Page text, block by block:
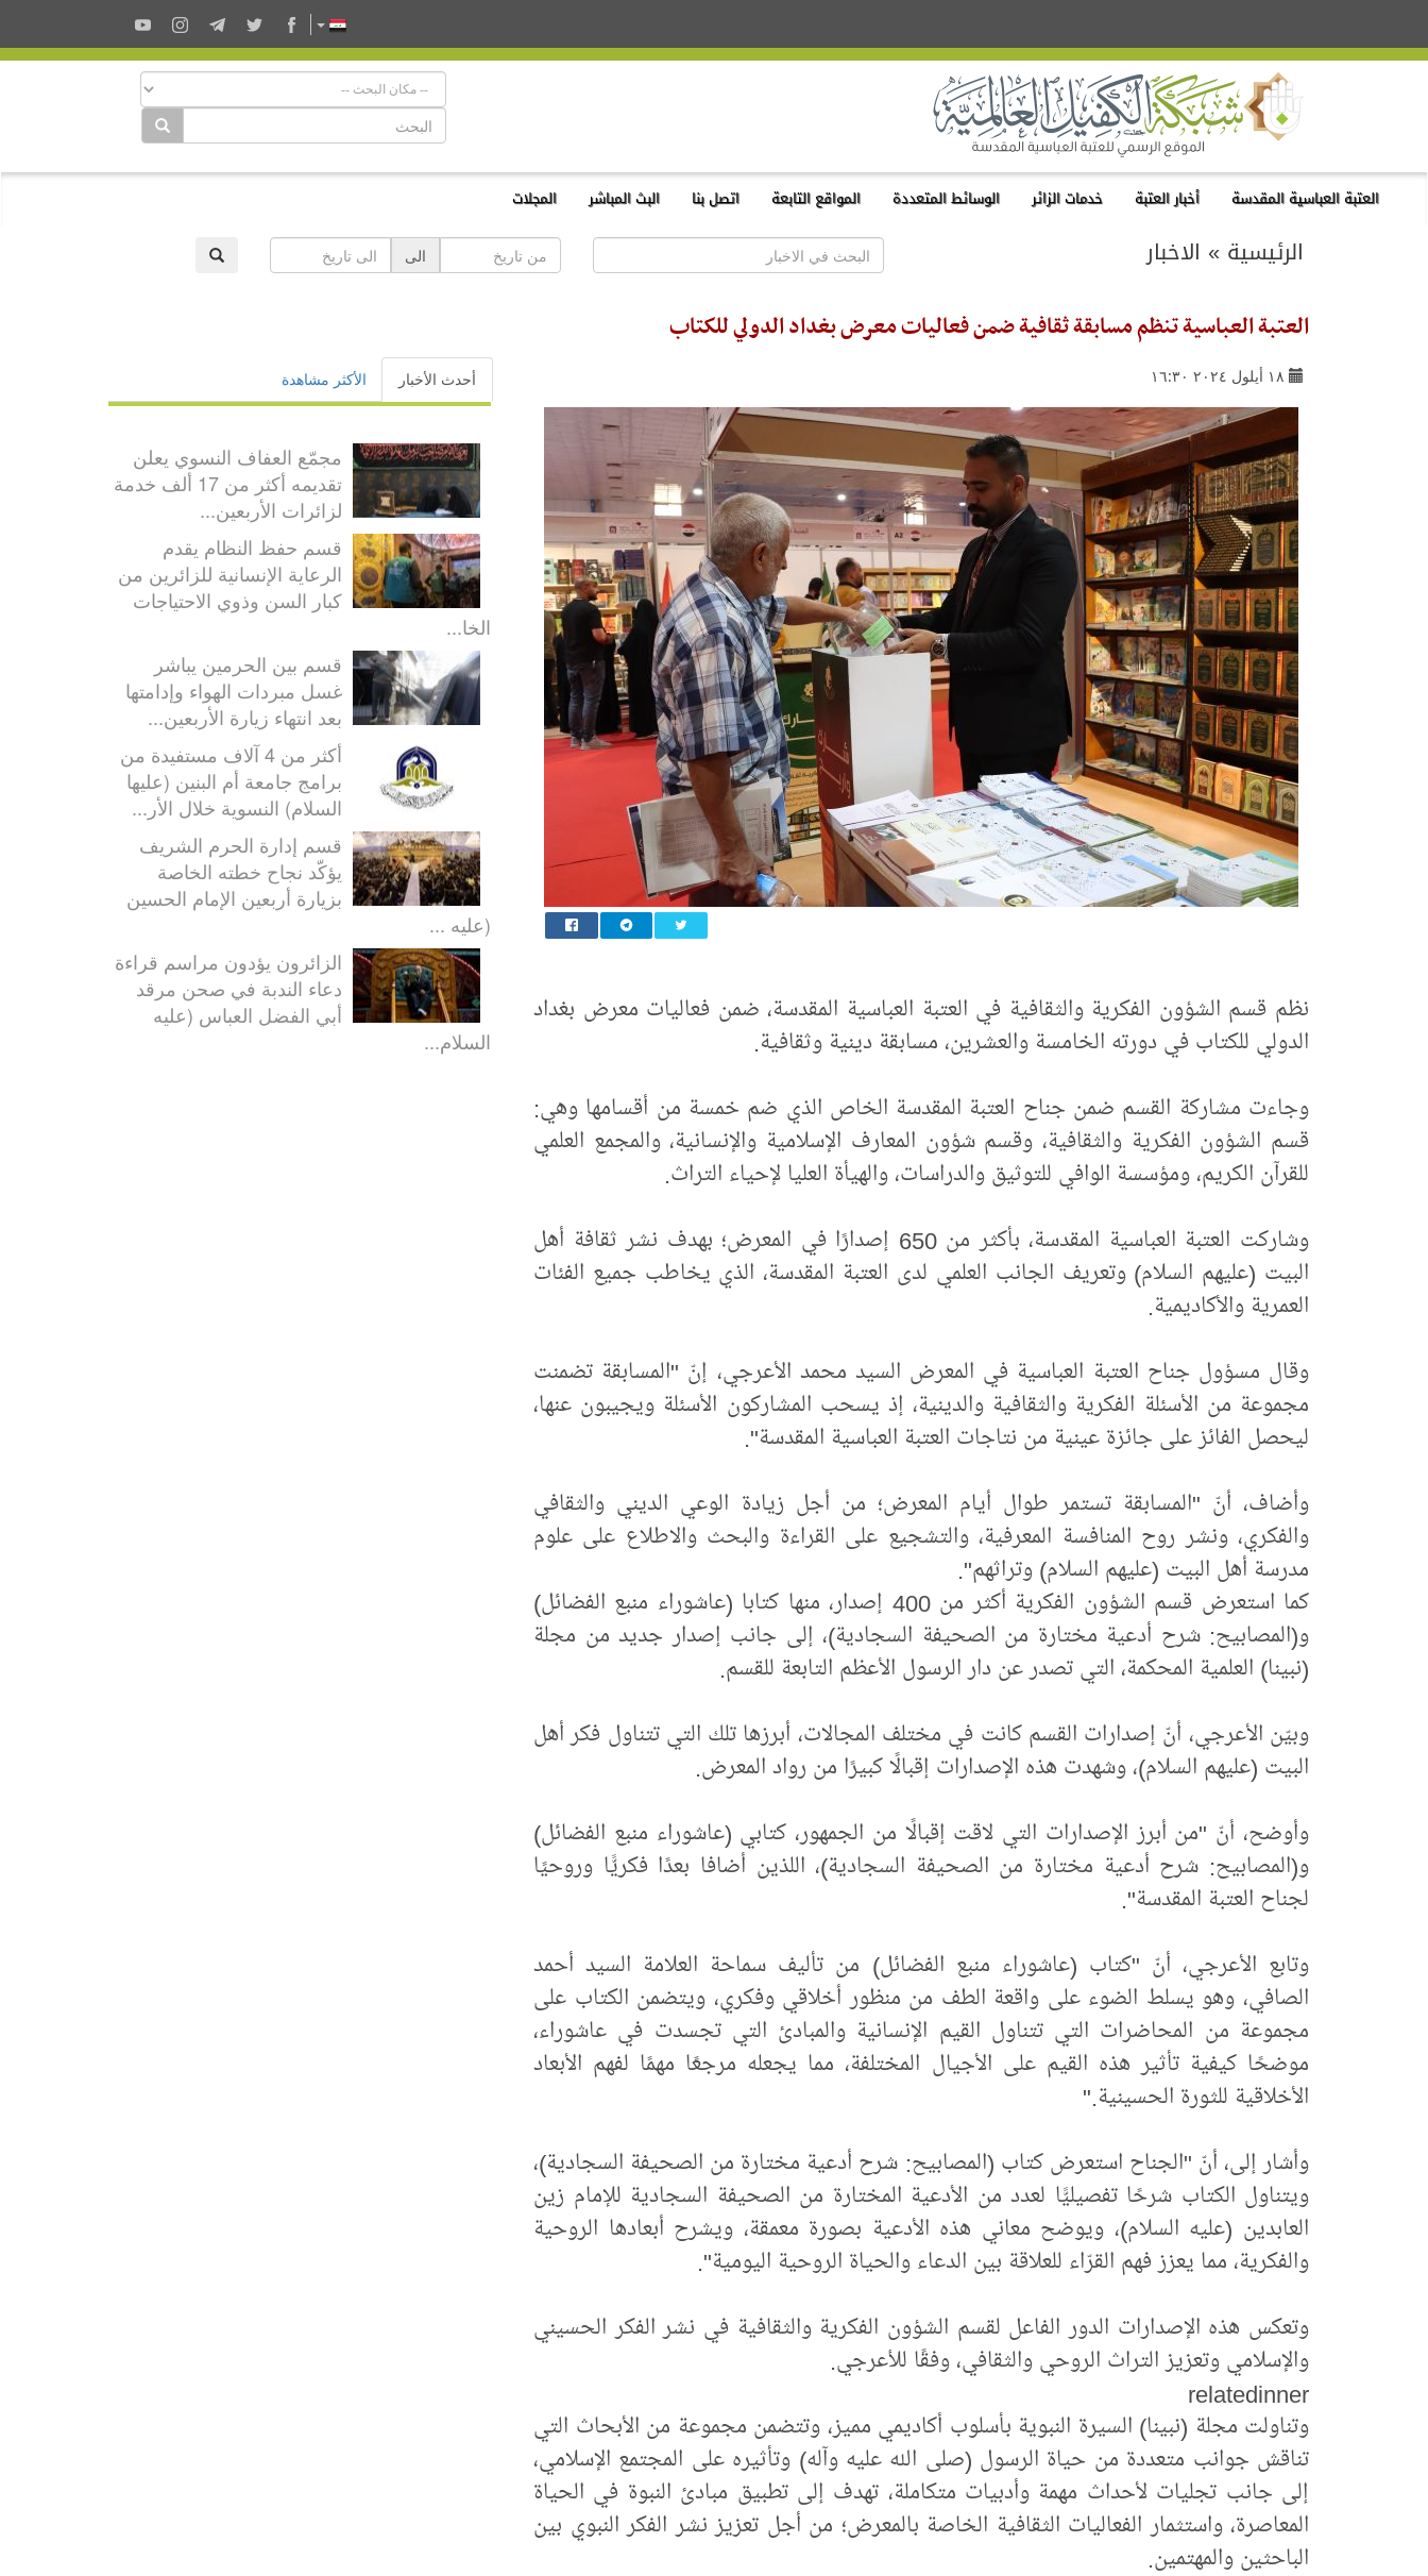
العتبة العباسية المقدسة أخبار العتبة خدمات الزائر الوسائط المتعددة المواقع التابعة اتصل بنا البث المباشر المجلات
الرئيسية » الاخبار الى
العتبة العباسية تنظم مسابقة ثقافية ضمن فعاليات معرض بغداد الدولي للكتاب
١٨ أيلول ٢٠٢٤ ١٦:٣٠
نظم قسم الشؤون الفكرية والثقافية في العتبة العباسية المقدسة، ضمن فعاليات معرض بغداد
الدولي للكتاب في دورته الخامسة والعشرين، مسابقة دينية وثقافية.
وجاءت مشاركة القسم ضمن جناح العتبة المقدسة الخاص الذي ضم خمسة من أقسامها وهي:
قسم الشؤون الفكرية والثقافية، وقسم شؤون المعارف الإسلامية والإنسانية، والمجمع العلمي
للقرآن الكريم، ومؤسسة الوافي للتوثيق والدراسات، والهيأة العليا لإحياء التراث.
وشاركت العتبة العباسية المقدسة، بأكثر من 650 إصدارًا في المعرض؛ بهدف نشر ثقافة أهل
البيت (عليهم السلام) وتعريف الجانب العلمي لدى العتبة المقدسة، الذي يخاطب جميع الفئات
العمرية والأكاديمية.
وقال مسؤول جناح العتبة العباسية في المعرض السيد محمد الأعرجي، إنّ "المسابقة تضمنت
مجموعة من الأسئلة الفكرية والثقافية والدينية، إذ يسحب المشاركون الأسئلة ويجيبون عنها،
ليحصل الفائز على جائزة عينية من نتاجات العتبة العباسية المقدسة".
وأضاف، أنّ "المسابقة تستمر طوال أيام المعرض؛ من أجل زيادة الوعي الديني والثقافي
والفكري، ونشر روح المنافسة المعرفية، والتشجيع على القراءة والبحث والاطلاع على علوم
مدرسة أهل البيت (عليهم السلام) وتراثهم".
كما استعرض قسم الشؤون الفكرية أكثر من 400 إصدار، منها كتابا (عاشوراء منبع الفضائل)
و(المصابيح: شرح أدعية مختارة من الصحيفة السجادية)، إلى جانب إصدار جديد من مجلة
(نبينا) العلمية المحكمة، التي تصدر عن دار الرسول الأعظم التابعة للقسم.
وبيّن الأعرجي، أنّ إصدارات القسم كانت في مختلف المجالات، أبرزها تلك التي تتناول فكر أهل
البيت (عليهم السلام)، وشهدت هذه الإصدارات إقبالًا كبيرًا من رواد المعرض.
وأوضح، أنّ "من أبرز الإصدارات التي لاقت إقبالًا من الجمهور، كتابي (عاشوراء منبع الفضائل)
و(المصابيح: شرح أدعية مختارة من الصحيفة السجادية)، اللذين أضافا بعدًا فكريًّا وروحيًا
لجناح العتبة المقدسة".
وتابع الأعرجي، أنّ "كتاب (عاشوراء منبع الفضائل) من تأليف سماحة العلامة السيد أحمد
الصافي، وهو يسلط الضوء على واقعة الطف من منظور أخلاقي وفكري، ويتضمن الكتاب على
مجموعة من المحاضرات التي تتناول القيم الإنسانية والمبادئ التي تجسدت في عاشوراء،
موضحًا كيفية تأثير هذه القيم على الأجيال المختلفة، مما يجعله مرجعًا مهمًا لفهم الأبعاد
الأخلاقية للثورة الحسينية."
وأشار إلى، أنّ "الجناح استعرض كتاب (المصابيح: شرح أدعية مختارة من الصحيفة السجادية)،
ويتناول الكتاب شرحًا تفصيليًّا لعدد من الأدعية المختارة من الصحيفة السجادية للإمام زين
العابدين (عليه السلام)، ويوضح معاني هذه الأدعية بصورة معمقة، ويشرح أبعادها الروحية
والفكرية، مما يعزز فهم القرّاء للعلاقة بين الدعاء والحياة الروحية اليومية".
وتعكس هذه الإصدارات الدور الفاعل لقسم الشؤون الفكرية والثقافية في نشر الفكر الحسيني
والإسلامي وتعزيز التراث الروحي والثقافي، وفقًا للأعرجي.
relatedinner
وتناولت مجلة (نبينا) السيرة النبوية بأسلوب أكاديمي مميز، وتتضمن مجموعة من الأبحاث التي
تناقش جوانب متعددة من حياة الرسول (صلى الله عليه وآله) وتأثيره على المجتمع الإسلامي،
إلى جانب تجليات لأحداث مهمة وأدبيات متكاملة، تهدف إلى تطبيق مبادئ النبوة في الحياة
المعاصرة، واستثمار الفعاليات الثقافية الخاصة بالمعرض؛ من أجل تعزيز نشر الفكر النبوي بين
الباحثين والمهتمين.
أحدث الأخبار الأكثر مشاهدة
مجمّع العفاف النسوي يعلن
تقديمه أكثر من 17 ألف خدمة
لزائرات الأربعين...
قسم حفظ النظام يقدم
الرعاية الإنسانية للزائرين من
كبار السن وذوي الاحتياجات
الخا...
قسم بين الحرمين يباشر
غسل مبردات الهواء وإدامتها
بعد انتهاء زيارة الأربعين...
أكثر من 4 آلاف مستفيدة من
برامج جامعة أم البنين (عليها
السلام) النسوية خلال الأر...
قسم إدارة الحرم الشريف
يؤكّد نجاح خطته الخاصة
بزيارة أربعين الإمام الحسين
(عليه ...
الزائرون يؤدون مراسم قراءة
دعاء الندبة في صحن مرقد
أبي الفضل العباس (عليه
السلام...